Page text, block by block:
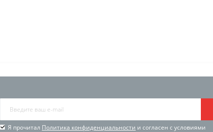
Я прочитал Политика конфиденциальности и согласен с условиями